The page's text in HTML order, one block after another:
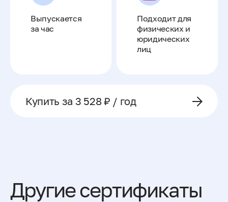
Выпускается
за час
Подходит для
физических и
юридических
лиц
Купить за 3 528 ₽ / год
Другие сертификаты